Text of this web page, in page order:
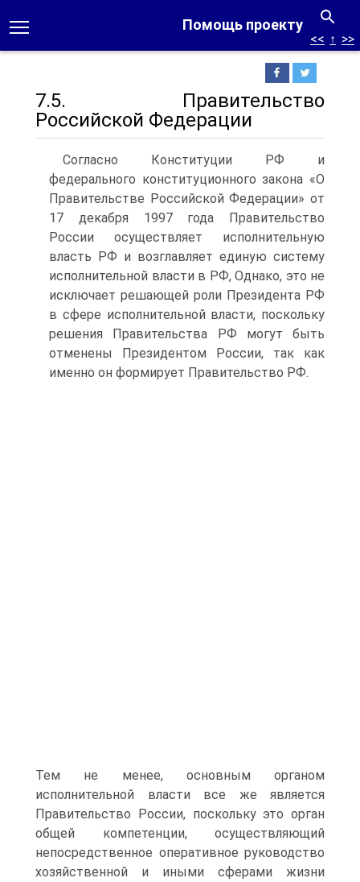
Помощь проекту
<< ↑ >>
7.5. Правительство
Российской Федерации
Согласно Конституции РФ и
федерального конституционного закона «О
Правительстве Российской Федерации» от
17 декабря 1997 года Правительство
России осуществляет исполнительную
власть РФ и возглавляет единую систему
исполнительной власти в РФ, Однако, это не
исключает решающей роли Президента РФ
в сфере исполнительной власти, поскольку
решения Правительства РФ могут быть
отменены Президентом России, так как
именно он формирует Правительство РФ.
Тем не менее, основным органом
исполнительной власти все же является
Правительство России, поскольку это орган
общей компетенции, осуществляющий
непосредственное оперативное руководство
хозяйственной и иными сферами жизни